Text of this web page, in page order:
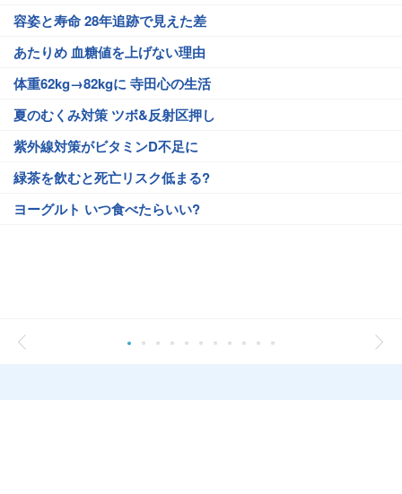
容姿と寿命 28年追跡で見えた差
あたりめ 血糖値を上げない理由
体重62kg→82kgに 寺田心の生活
夏のむくみ対策 ツボ&反射区押し
紫外線対策がビタミンD不足に
緑茶を飲むと死亡リスク低まる?
ヨーグルト いつ食べたらいい?